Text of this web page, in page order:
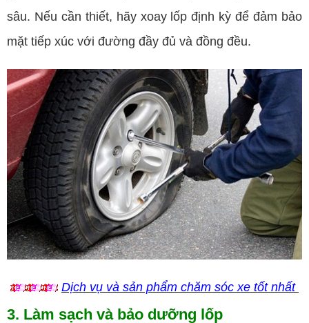
sâu. Nếu cần thiết, hãy xoay lốp định kỳ để đảm bảo
mặt tiếp xúc với đường đầy đủ và đồng đều.
Dịch vụ và sản phẩm chăm sóc xe tốt nhất
3. Làm sạch và bảo dưỡng lốp